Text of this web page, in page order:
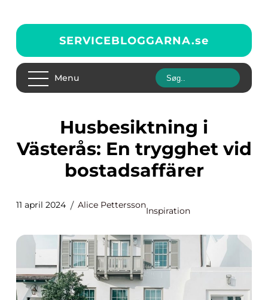
SERVICEBLOGGARNA.se
Menu
Husbesiktning i
Västerås: En trygghet vid
bostadsaffärer
11 april 2024 Alice Pettersson
Inspiration